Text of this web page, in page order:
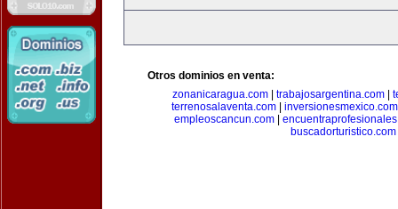
Otros dominios en venta:
zonanicaragua.com
trabajosargentina.com
terrenosalaventa.com| inversionesmexico.com
empleoscancun.com
buscadorturistico.com